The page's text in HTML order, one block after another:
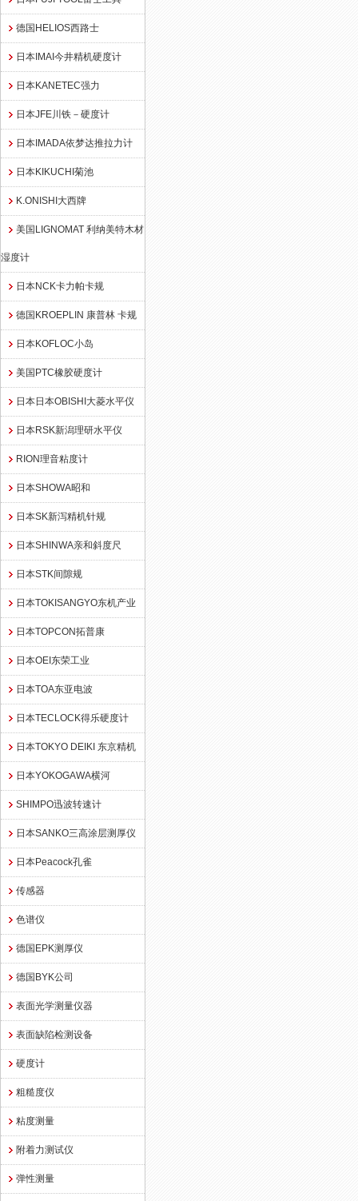
德国HELIOS西路士
日本IMAI今井精机硬度计
日本KANETEC强力
日本JFE川铁－硬度计
日本IMADA依梦达推拉力计
日本KIKUCHI菊池
K.ONISHI大西牌
美国LIGNOMAT 利纳美特木材
湿度计
日本NCK卡力帕卡规
德国KROEPLIN 康普林 卡规
日本KOFLOC小岛
美国PTC橡胶硬度计
日本日本OBISHI大菱水平仪
日本RSK新潟理研水平仪
RION理音粘度计
日本SHOWA昭和
日本SK新泻精机针规
日本SHINWA亲和斜度尺
日本STK间隙规
日本TOKISANGYO东机产业
日本TOPCON拓普康
日本OEI东荣工业
日本TOA东亚电波
日本TECLOCK得乐硬度计
日本TOKYO DEIKI 东京精机
日本YOKOGAWA横河
SHIMPO迅波转速计
日本SANKO三高涂层测厚仪
日本Peacock孔雀
传感器
色谱仪
德国EPK测厚仪
德国BYK公司
表面光学测量仪器
表面缺陷检测设备
硬度计
粗糙度仪
粘度测量
附着力测试仪
弹性测量